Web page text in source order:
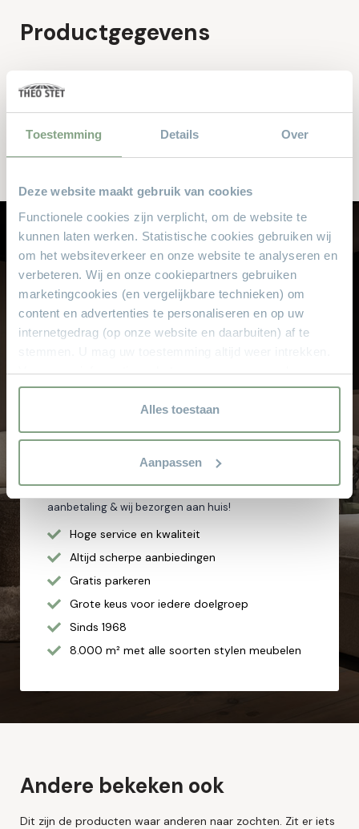
Toestemming Details Over
Deze website maakt gebruik van cookies
Functionele cookies zijn verplicht, om de website te
kunnen laten werken. Statistische cookies gebruiken wij
om het websiteverkeer en onze website te analyseren en
verbeteren. Wij en onze cookiepartners gebruiken
marketingcookies (en vergelijkbare technieken) om
content en advertenties te personaliseren en op uw
internetgedrag (op onze website en daarbuiten) af te
Voor meer informatie en het aanpassen van uw keuze op
onze website verwijzen wij u naar onze
Alles toestaan
Aanpassen
Postcode*
Woonplaats*
Let op: zorg dat alle velden met een * zijn ingevuld.
Productgegevens
Merken
Laat je professioneel adviseren
bij Theo Stet
Onze verkoopspecialisten met jarenlange
ervaring helpen u graag met het kiezen van
uw droominterieur.
Kom langs in de showroom
WaaromTheo Stet?
Het vertrouwde adres voor al uw meubelen! Geen
aanbetaling & wij bezorgen aan huis!
Hoge service en kwaliteit
Altijd scherpe aanbiedingen
Gratis parkeren
Grote keus voor iedere doelgroep
Sinds 1968
8.000 m² met alle soorten stylen meubelen
Andere bekeken ook
Dit zijn de producten waar anderen naar zochten. Zit er iets